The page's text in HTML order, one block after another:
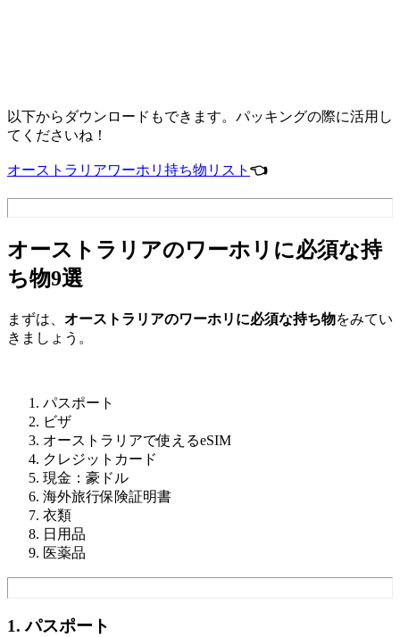
以下からダウンロードもできます。パッキングの際に活用し
てくださいね！
オーストラリアワーホリ持ち物リスト 👈
オーストラリアのワーホリに必須な持
ち物9選
まずは、 オーストラリアのワーホリに必須な持ち物をみてい
きましょう。
パスポート
ビザ
オーストラリアで使えるeSIM
クレジットカード
現金：豪ドル
海外旅行保険証明書
衣類
日用品
医薬品
1. パスポート